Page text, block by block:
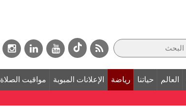
العالم حياتنا رياضة الإعلانات المبوبة مواقيت الصلاة